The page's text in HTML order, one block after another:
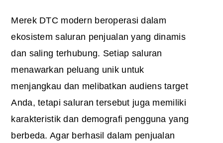
Merek DTC modern beroperasi dalam
ekosistem saluran penjualan yang dinamis
dan saling terhubung. Setiap saluran
menawarkan peluang unik untuk
menjangkau dan melibatkan audiens target
Anda, tetapi saluran tersebut juga memiliki
karakteristik dan demografi pengguna yang
berbeda. Agar berhasil dalam penjualan